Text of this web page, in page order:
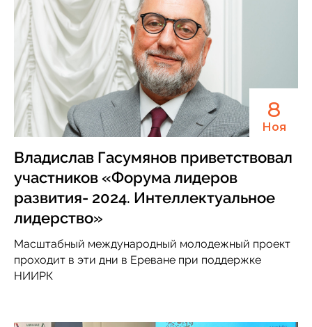
8
Ноя
Владислав Гасумянов приветствовал
участников «Форума лидеров
развития- 2024. Интеллектуальное
лидерство»
Масштабный международный молодежный проект
проходит в эти дни в Ереване при поддержке
НИИРК